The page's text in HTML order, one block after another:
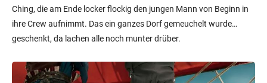
Ching, die am Ende locker flockig den jungen Mann von Beginn in
ihre Crew aufnimmt. Das ein ganzes Dorf gemeuchelt wurde…
geschenkt, da lachen alle noch munter drüber.